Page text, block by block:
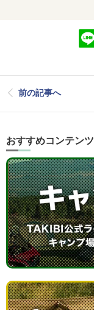
前の記事へ
おすすめコンテンツ